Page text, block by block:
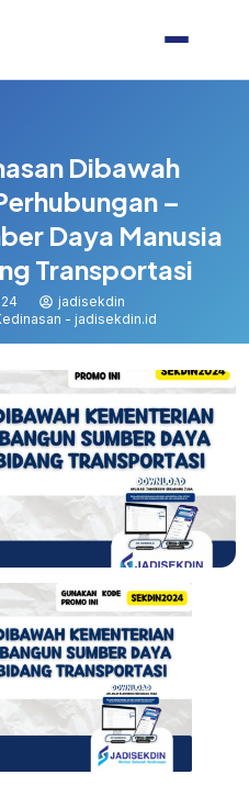
Dibawah
–
Daya Manusia
Transportasi
jadisekdin
- jadisekdin.id